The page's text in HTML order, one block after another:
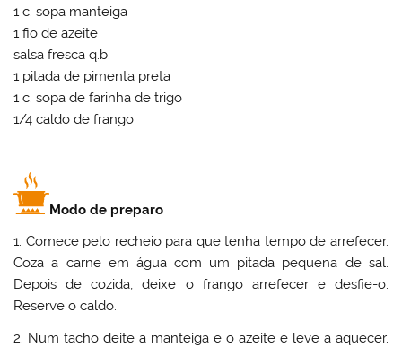
1 c. sopa manteiga
1 fio de azeite
salsa fresca q.b.
1 pitada de pimenta preta
1 c. sopa de farinha de trigo
1/4 caldo de frango
Modo de preparo
1. Comece pelo recheio para que tenha tempo de arrefecer.
Coza a carne em água com um pitada pequena de sal.
Depois de cozida, deixe o frango arrefecer e desfie-o.
Reserve o caldo.
2. Num tacho deite a manteiga e o azeite e leve a aquecer.